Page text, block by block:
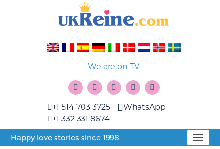
We are on TV
+1 514 703 3725
+1 332 331 8674
WhatsApp
Happy love stories since 1998